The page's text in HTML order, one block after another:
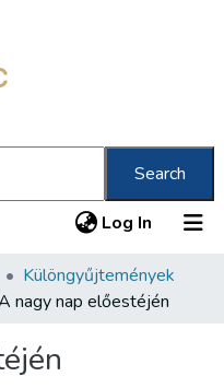
Search
Log In (current)
Különgyűjtemények
nagy nap előestéjén